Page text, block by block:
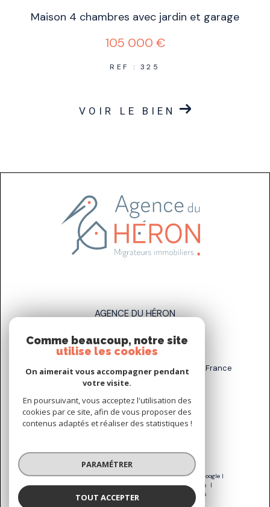
Maison 4 chambres avec jardin et garage
105 000 €
REF : 325
VOIR LE BIEN
AGENCE DU HÉRON
07 83 89 58 93
sarah.stahl@agenceduheron.fr
6 bis Rue de la Grande Maison, 77890 Arville, France
NOUS SUIVRE SUR
© 2026 | Tous droits réservés | Traduction powered by Google |
Nos honoraires
Plan du site
Mentions légales
Admin
Nos liens Politique RGPD Cookies
Comme beaucoup, notre site
utilise les cookies
On aimerait vous accompagner pendant
votre visite.
En poursuivant, vous acceptez l'utilisation des
cookies par ce site, afin de vous proposer des
contenus adaptés et réaliser des statistiques !
PARAMÉTRER
TOUT ACCEPTER